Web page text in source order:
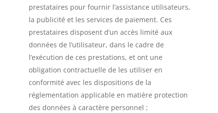
prestataires pour fournir l’assistance utilisateurs,
la publicité et les services de paiement. Ces
prestataires disposent d’un accès limité aux
données de l’utilisateur, dans le cadre de
l’exécution de ces prestations, et ont une
obligation contractuelle de les utiliser en
conformité avec les dispositions de la
réglementation applicable en matière protection
des données à caractère personnel ;